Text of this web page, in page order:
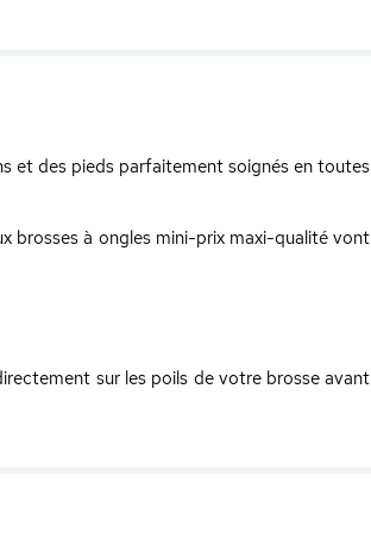
et des pieds parfaitement soignés en toutes
brosses à ongles mini-prix maxi-qualité vont
sur les poils de votre brosse avant